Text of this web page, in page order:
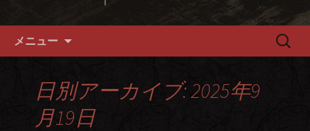
メニュー
検
日別アーカイブ: 2025年9
月19日